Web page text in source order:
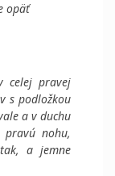
opäť
celej pravej
s podložkou
a v duchu
pravú nohu,
a jemne